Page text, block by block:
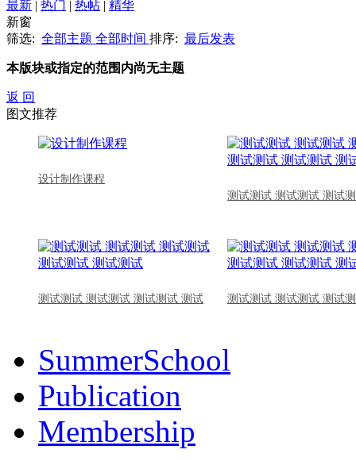
最新 | 热门 | 热帖 | 精华
新窗
筛选: 全部主题 全部时间 排序: 最后发表
本版块或指定的范围内尚无主题
返 回
图文推荐
设计制作课程
测试测试 测试测试 测试
测试测试 测试测试 测试测试 测试 测试测试 测试测试 测试
SummerSchool
Publication
Membership